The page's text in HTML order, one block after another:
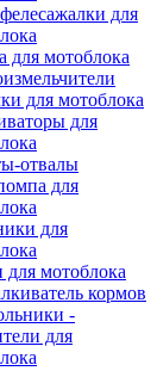
для
для мотоблока
для мотоблока
для
отвалы
для
для
для мотоблока
кормов
-
для